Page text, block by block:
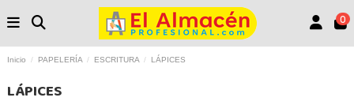
0
Inicio PAPELERÍA ESCRITURA LÁPICES
LÁPICES